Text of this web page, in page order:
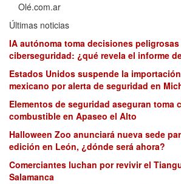
Olé.com.ar
Últimas noticias
IA autónoma toma decisiones
ciberseguridad: ¿qué revela el informe
Estados Unidos suspende la
mexicano por alerta de seguridad en
Elementos de seguridad aseguran toma
combustible en Apaseo el Alto
Halloween Zoo anunciará nueva sede
edición en León, ¿dónde será ahora?
Comerciantes luchan por revivir el
Salamanca